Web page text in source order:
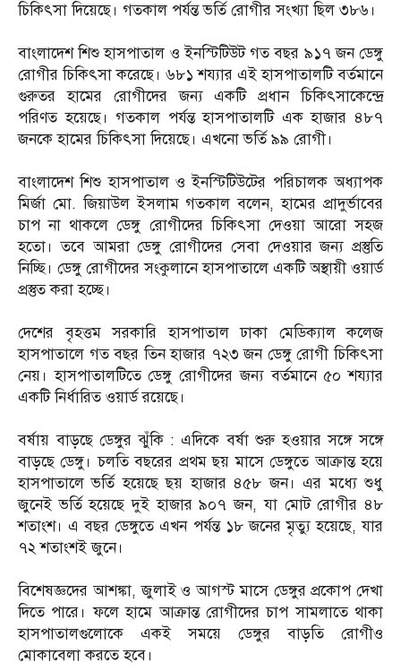
চিকিৎসা দিয়েছে। গতকাল পর্যন্ত ভর্তি রোগীর সংখ্যা ছিল ৩৮৬।
বাংলাদেশ শিশু হাসপাতাল ও ইনস্টিটিউট গত বছর ৯১৭ জন ডেঙ্গু
রোগীর চিকিৎসা করেছে। ৬৮১ শয্যার এই হাসপাতালটি বর্তমানে
গুরুতর হামের রোগীদের জন্য একটি প্রধান চিকিৎসাকেন্দ্রে
পরিণত হয়েছে। গতকাল পর্যন্ত হাসপাতালটি এক হাজার ৪৮৭
জনকে হামের চিকিৎসা দিয়েছে। এখনো ভর্তি ৯৯ রোগী।
বাংলাদেশ শিশু হাসপাতাল ও ইনস্টিটিউটের পরিচালক অধ্যাপক
মির্জা মো. জিয়াউল ইসলাম গতকাল বলেন, হামের প্রাদুর্ভাবের
চাপ না থাকলে ডেঙ্গু রোগীদের চিকিৎসা দেওয়া আরো সহজ
হতো। তবে আমরা ডেঙ্গু রোগীদের সেবা দেওয়ার জন্য প্রস্তুতি
নিচ্ছি। ডেঙ্গু রোগীদের সংকুলানে হাসপাতালে একটি অস্থায়ী ওয়ার্ড
প্রস্তুত করা হচ্ছে।
দেশের বৃহত্তম সরকারি হাসপাতাল ঢাকা মেডিক্যাল কলেজ
হাসপাতালে গত বছর তিন হাজার ৭২৩ জন ডেঙ্গু রোগী চিকিৎসা
নেয়। হাসপাতালটিতে ডেঙ্গু রোগীদের জন্য বর্তমানে ৫০ শয্যার
একটি নির্ধারিত ওয়ার্ড রয়েছে।
বর্ষায় বাড়ছে ডেঙ্গুর ঝুঁকি : এদিকে বর্ষা শুরু হওয়ার সঙ্গে সঙ্গে
বাড়ছে ডেঙ্গু। চলতি বছরের প্রথম ছয় মাসে ডেঙ্গুতে আক্রান্ত হয়ে
হাসপাতালে ভর্তি হয়েছে ছয় হাজার ৪৫৮ জন। এর মধ্যে শুধু
জুনেই ভর্তি হয়েছে দুই হাজার ৯০৭ জন, যা মোট রোগীর ৪৮
শতাংশ। এ বছর ডেঙ্গুতে এখন পর্যন্ত ১৮ জনের মৃত্যু হয়েছে, যার
৭২ শতাংশই জুনে।
বিশেষজ্ঞদের আশঙ্কা, জুলাই ও আগস্ট মাসে ডেঙ্গুর প্রকোপ দেখা
দিতে পারে। ফলে হামে আক্রান্ত রোগীদের চাপ সামলাতে থাকা
হাসপাতালগুলোকে একই সময়ে ডেঙ্গুর বাড়তি রোগীও
মোকাবেলা করতে হবে।